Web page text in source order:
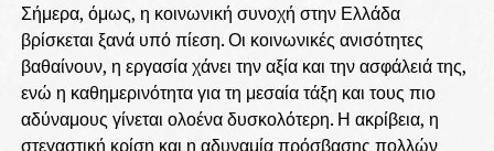
Σήμερα, όμως, η κοινωνική συνοχή στην Ελλάδα
βρίσκεται ξανά υπό πίεση. Οι κοινωνικές ανισότητες
βαθαίνουν, η εργασία χάνει την αξία και την ασφάλειά της,
ενώ η καθημερινότητα για τη μεσαία τάξη και τους πιο
αδύναμους γίνεται ολοένα δυσκολότερη. Η ακρίβεια, η
στεγαστική κρίση και η αδυναμία πρόσβασης πολλών